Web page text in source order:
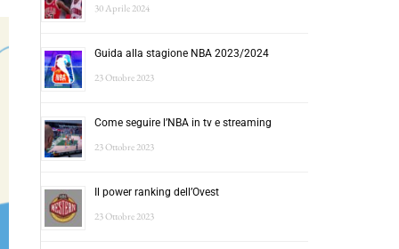
30 Aprile 2024
Guida alla stagione NBA 2023/2024
23 Ottobre 2023
Come seguire l’NBA in tv e streaming
23 Ottobre 2023
Il power ranking dell’Ovest
23 Ottobre 2023